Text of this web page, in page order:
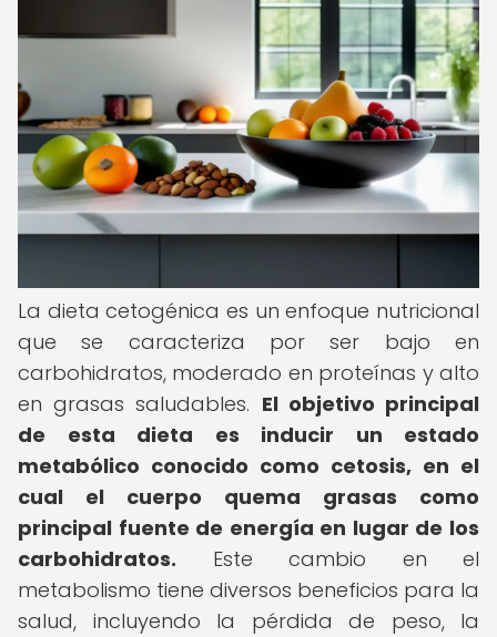
La dieta cetogénica es un enfoque nutricional
que se caracteriza por ser bajo en
carbohidratos, moderado en proteínas y alto
en grasas saludables. El objetivo principal
de esta dieta es inducir un estado
metabólico conocido como cetosis, en el
cual el cuerpo quema grasas como
principal fuente de energía en lugar de los
carbohidratos. Este cambio en el
metabolismo tiene diversos beneficios para la
salud, incluyendo la pérdida de peso, la